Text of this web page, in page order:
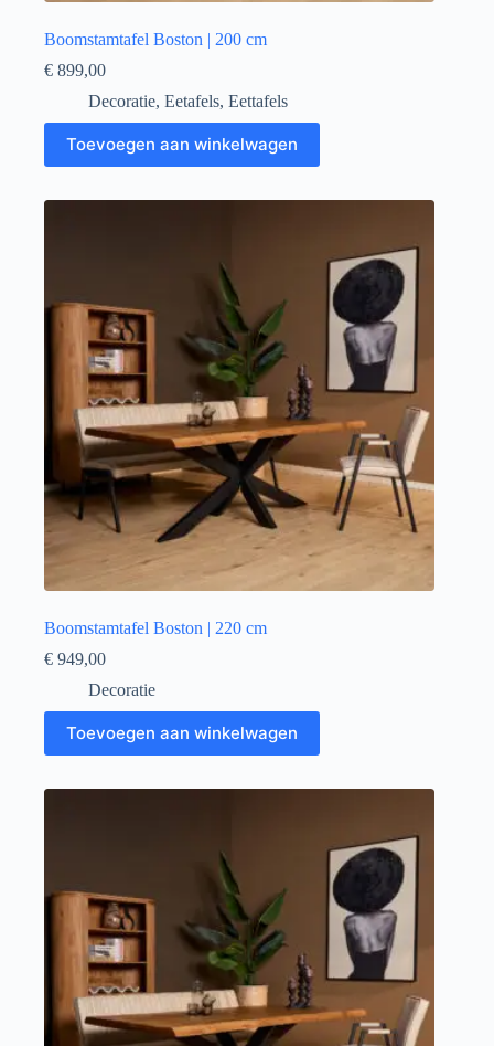
Boomstamtafel Boston | 200 cm
€ 899,00
Decoratie, Eetafels, Eettafels
Toevoegen aan winkelwagen
Boomstamtafel Boston | 220 cm
€ 949,00
Decoratie
Toevoegen aan winkelwagen